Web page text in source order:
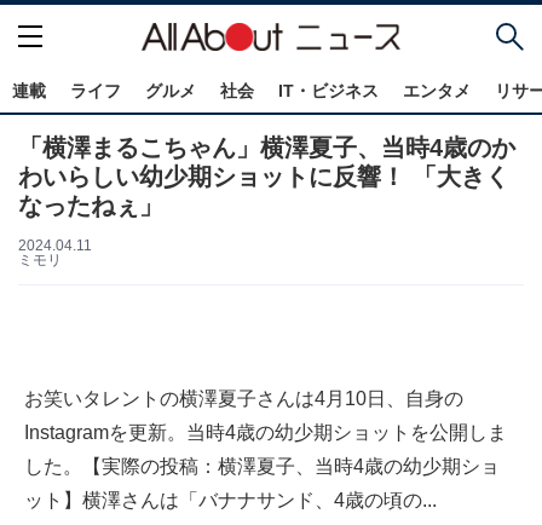
連載 ライフ グルメ 社会 IT・ビジネス エンタメ リサ
「横澤まるこちゃん」横澤夏子、当時4歳のか
わいらしい幼少期ショットに反響！ 「大きく
なったねぇ」
2024.04.11
ミモリ
お笑いタレントの横澤夏子さんは4月10日、自身の
Instagramを更新。当時4歳の幼少期ショットを公開しま
した。【実際の投稿：横澤夏子、当時4歳の幼少期ショ
ット】横澤さんは「バナナサンド、4歳の頃の...